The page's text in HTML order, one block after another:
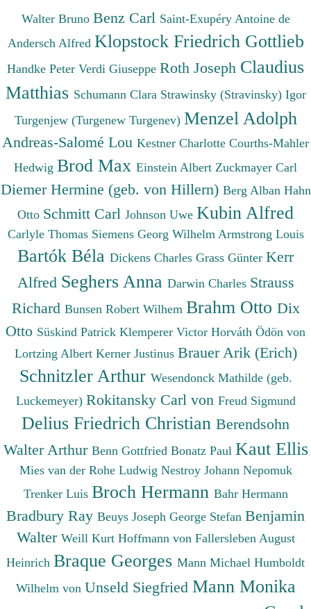
Walter Bruno Benz Carl Saint-Exupéry Antoine de
Andersch Alfred Klopstock Friedrich Gottlieb
Handke Peter Verdi Giuseppe Roth Joseph Claudius
Matthias Schumann Clara Strawinsky (Stravinsky) Igor
Turgenjew (Turgenew Turgenev) Menzel Adolph
Andreas-Salomé Lou Kestner Charlotte Courths-Mahler
Hedwig Brod Max Einstein Albert Zuckmayer Carl
Diemer Hermine (geb. von Hillern) Berg Alban Hahn
Otto Schmitt Carl Johnson Uwe Kubin Alfred
Carlyle Thomas Siemens Georg Wilhelm Armstrong Louis
Bartók Béla Dickens Charles Grass Günter Kerr
Alfred Seghers Anna Darwin Charles Strauss
Richard Bunsen Robert Wilhem Brahm Otto Dix
Otto Süskind Patrick Klemperer Victor Horváth Ödön von
Lortzing Albert Kerner Justinus Brauer Arik (Erich)
Schnitzler Arthur Wesendonck Mathilde (geb.
Luckemeyer) Rokitansky Carl von Freud Sigmund
Delius Friedrich Christian Berendsohn
Walter Arthur Benn Gottfried Bonatz Paul Kaut Ellis
Mies van der Rohe Ludwig Nestroy Johann Nepomuk
Trenker Luis Broch Hermann Bahr Hermann
Bradbury Ray Beuys Joseph George Stefan Benjamin
Walter Weill Kurt Hoffmann von Fallersleben August
Heinrich Braque Georges Mann Michael Humboldt
Wilhelm von Unseld Siegfried Mann Monika